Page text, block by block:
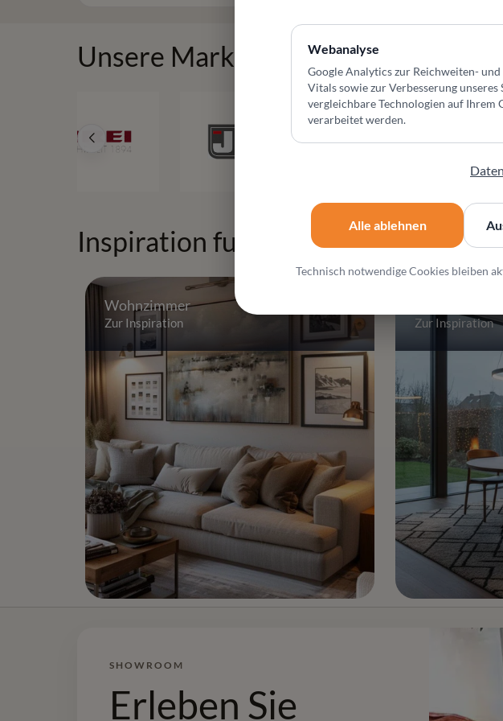
Unsere Marken
Inspiration fuer Ihr Zuhause
Wohnzimmer
Zur Inspiration Zur Inspiration
SHOWROOM
Erleben Sie
SHOWROOM
Erleben Sie
Webanalyse
Google Analytics zur Reichweiten-
Vitals sowie zur Verbesserung unseres
vergleichbare Technologien auf Ihrem
verarbeitet werden.
Alle ablehnen
Technisch notwendige Cookies bleiben